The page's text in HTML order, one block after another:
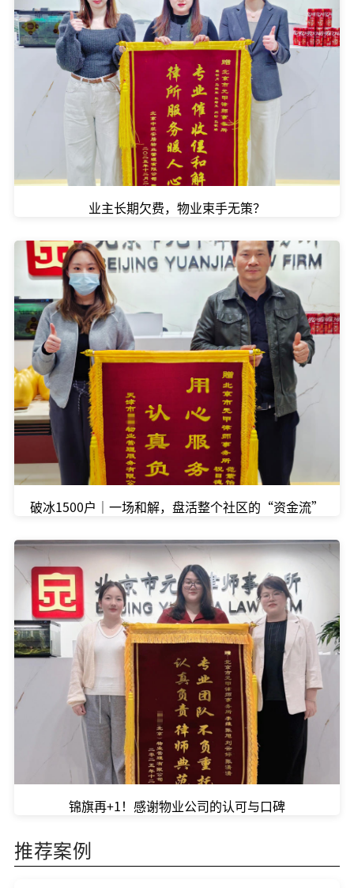
业主长期欠费，物业束手无策？
破冰1500户｜一场和解，盘活整个社区的“资金流”
锦旗再+1！感谢物业公司的认可与口碑
推荐案例